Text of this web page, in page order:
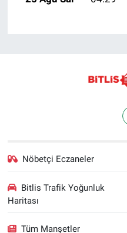
Nöbetçi Eczaneler
Bitlis Trafik Yoğunluk
Haritası
Tüm Manşetler